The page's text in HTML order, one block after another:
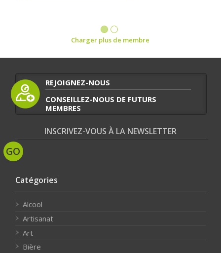
Charger plus de membre
REJOIGNEZ-NOUS
CONSEILLEZ-NOUS DE FUTURS
MEMBRES
INSCRIVEZ-VOUS À LA NEWSLETTER
Catégories
Alcool
Artisanat
Art
Bière